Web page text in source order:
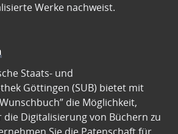
Werke nachweist.
Staats- und
Göttingen (SUB) bietet mit
die Möglichkeit,
Digitalisierung von Büchern zu